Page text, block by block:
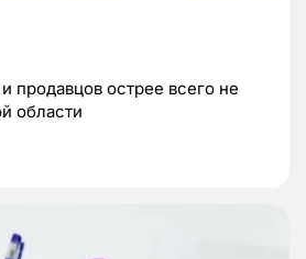
продавцов острее всего не
области